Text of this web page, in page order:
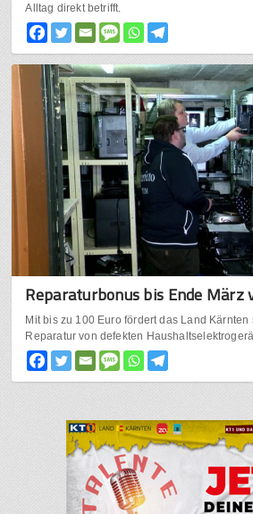
Alltag direkt betrifft.
Reparaturbonus bis Ende März
Mit bis zu 100 Euro fördert das Land
Reparatur von defekten